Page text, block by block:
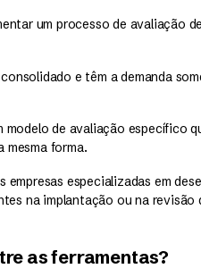
um processo de avaliação
e têm a demanda
de avaliação específico
mesma forma.
especializadas em
na implantação ou na revisão
as ferramentas?